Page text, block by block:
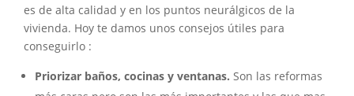
es de alta calidad y en los puntos neurálgicos de la
vivienda. Hoy te damos unos consejos útiles para
conseguirlo :
Priorizar baños, cocinas y ventanas. Son las reformas